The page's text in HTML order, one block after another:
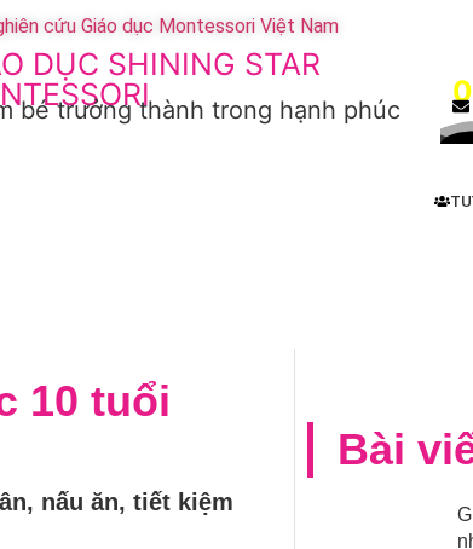
cứu Giáo dục Montessori Việt Nam
DỤC SHINING STAR
bé trưởng thành trong hạnh phúc
Bài
10 tuổi
nấu ăn, tiết kiệm